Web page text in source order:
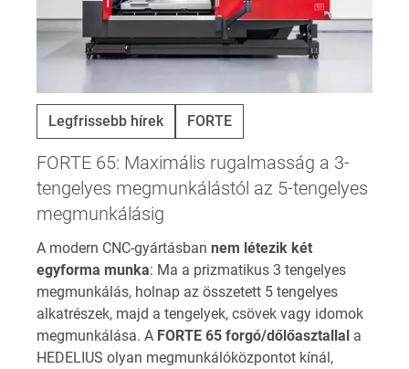
Legfrissebb hírek FORTE
FORTE 65: Maximális rugalmasság a 3-
tengelyes megmunkálástól az 5-tengelyes
megmunkálásig
A modern CNC-gyártásban nem létezik két
egyforma munka: Ma a prizmatikus 3 tengelyes
megmunkálás, holnap az összetett 5 tengelyes
alkatrészek, majd a tengelyek, csövek vagy idomok
megmunkálása. A FORTE 65 forgó/dőlőasztallal a
HEDELIUS olyan megmunkálóközpontot kínál,